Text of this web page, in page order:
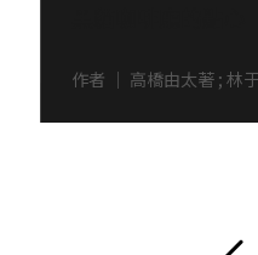
作者 ｜ 高橋由太著 ; 林